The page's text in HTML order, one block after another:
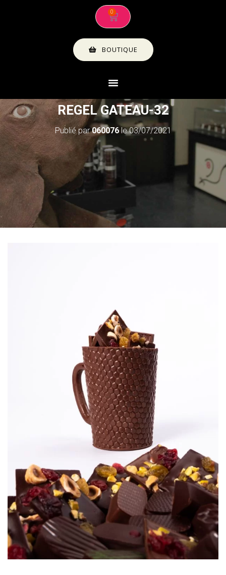
BOUTIQUE
REGEL GATEAU-32
Publié par060076le03/07/2021